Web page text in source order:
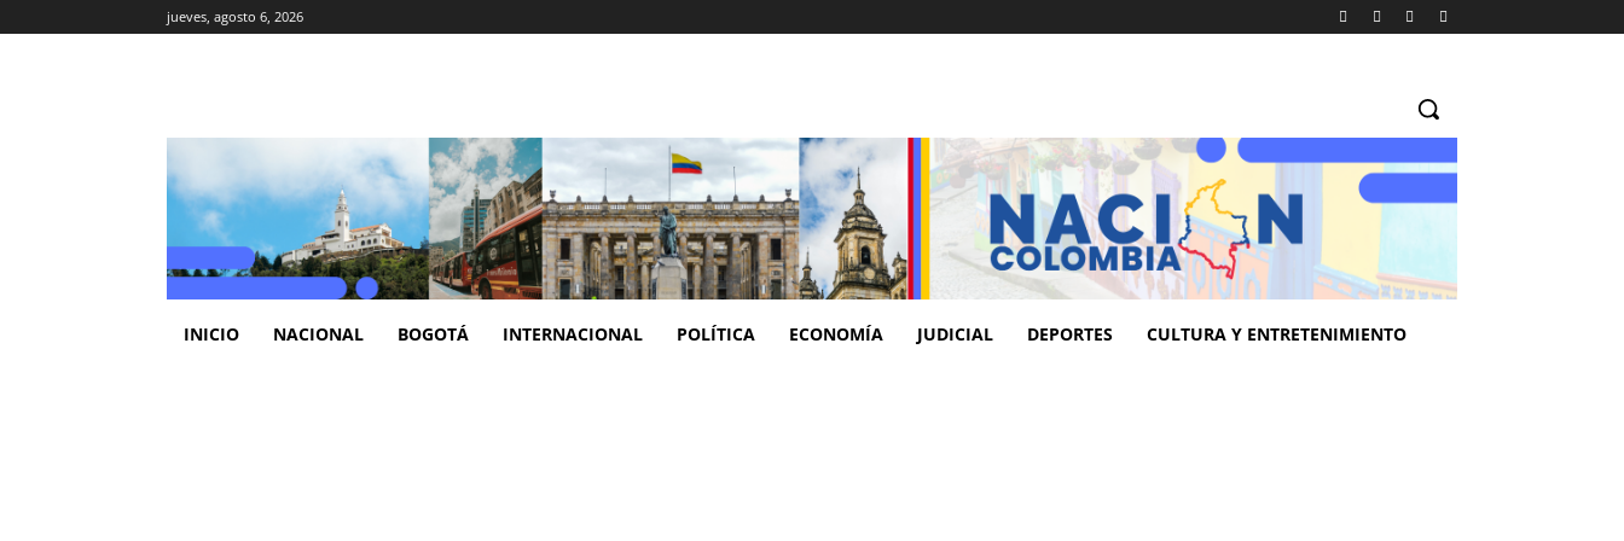
jueves, agosto 6, 2026
INICIO NACIONAL BOGOTÁ INTERNACIONAL POLÍTICA ECONOMÍA JUDICIAL DEPORTES CULTURA Y ENTRETENIMIENTO